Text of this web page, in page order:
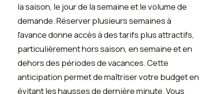
la saison, le jour de la semaine et le volume de
demande. Réserver plusieurs semaines à
l'avance donne accès à des tarifs plus attractifs,
particulièrement hors saison, en semaine et en
dehors des périodes de vacances. Cette
anticipation permet de maîtriser votre budget en
évitant les hausses de dernière minute. Vous